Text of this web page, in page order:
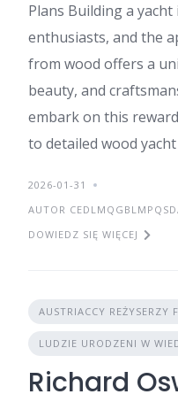
Plans Building a
enthusiasts, and the
from wood offers a
beauty, and
embark on this
to detailed wood
2026-01-31
AUTOR
DOWIEDZ SIĘ WIĘCEJ
AUSTRIACCY REŻYSERZY
LUDZIE URODZENI W
Richard